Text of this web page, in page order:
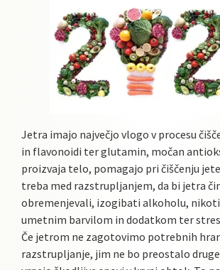
Jetra imajo največjo vlogo v procesu
in flavonoidi ter glutamin, močan
proizvaja telo, pomagajo pri čiščenju
treba med razstrupljanjem, da bi jetra
obremenjevali, izogibati alkoholu,
umetnim barvilom in dodatkom ter
Če jetrom ne zagotovimo potrebnih
razstrupljanje, jim ne bo preostalo